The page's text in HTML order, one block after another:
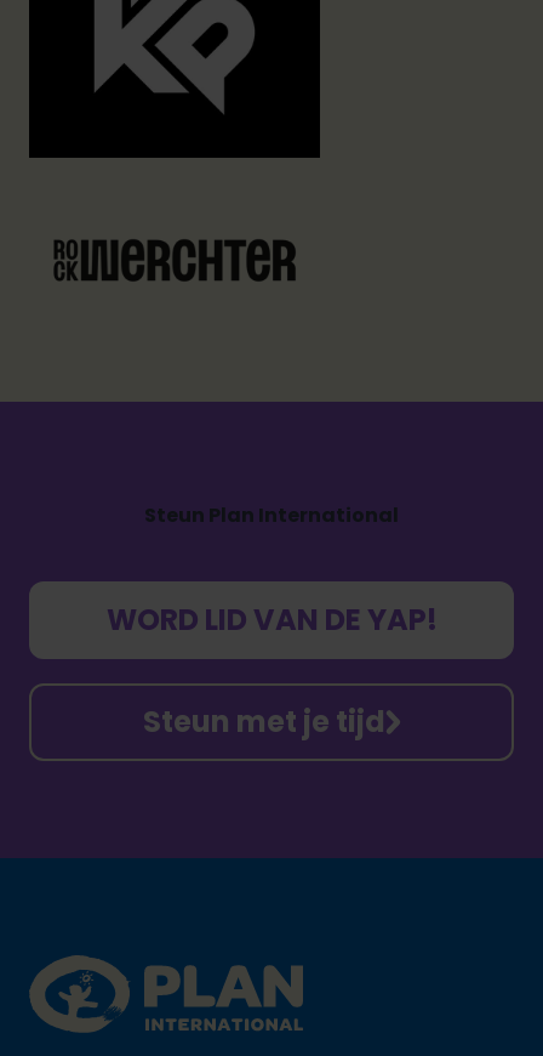
Steun Plan International
WORD LID VAN DE YAP!
Steun met je tijd
Plan International logo